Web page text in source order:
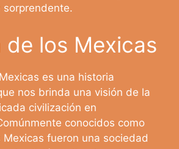
sorprendente.
de los Mexicas
es una historia
nos brinda una visión de la
civilización en
conocidos como
Mexicas fueron una sociedad